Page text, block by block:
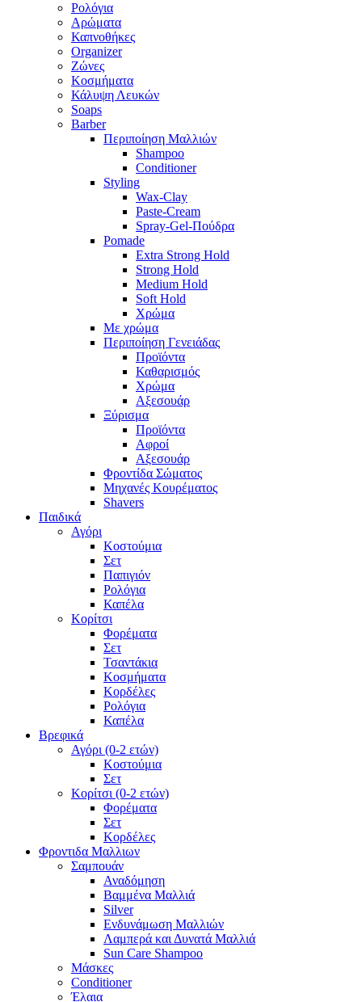
Ρολόγια
Αρώματα
Καπνοθήκες
Organizer
Ζώνες
Κοσμήματα
Κάλυψη Λευκών
Soaps
Barber
Περιποίηση Μαλλιών
Shampoo
Conditioner
Styling
Wax-Clay
Paste-Cream
Spray-Gel-Πούδρα
Pomade
Extra Strong Hold
Strong Hold
Medium Hold
Soft Hold
Χρώμα
Με χρώμα
Περιποίηση Γενειάδας
Προϊόντα
Καθαρισμός
Χρώμα
Αξεσουάρ
Ξύρισμα
Προϊόντα
Αφροί
Αξεσουάρ
Φροντίδα Σώματος
Μηχανές Κουρέματος
Shavers
Παιδικά
Αγόρι
Κοστούμια
Σετ
Παπιγιόν
Ρολόγια
Καπέλα
Κορίτσι
Φορέματα
Σετ
Τσαντάκια
Κοσμήματα
Κορδέλες
Ρολόγια
Καπέλα
Βρεφικά
Αγόρι (0-2 ετών)
Κοστούμια
Σετ
Κορίτσι (0-2 ετών)
Φορέματα
Σετ
Κορδέλες
Φροντιδα Μαλλιων
Σαμπουάν
Αναδόμηση
Βαμμένα Μαλλιά
Silver
Ενδυνάμωση Μαλλιών
Λαμπερά και Δυνατά Μαλλιά
Sun Care Shampoo
Μάσκες
Conditioner
Έλαια